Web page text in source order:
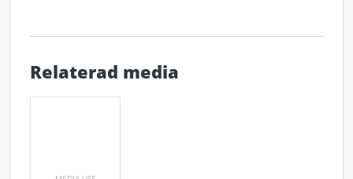
Relaterad media